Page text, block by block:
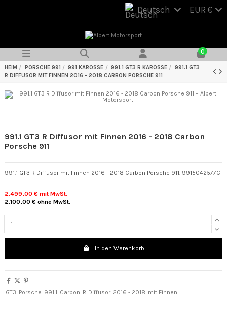
Deutsch EUR €
0
HEIM PORSCHE 991 991 KAROSSE 991.1 GT3 R KAROSSE
991.1 GT3
R DIFFUSOR MIT FINNEN 2016 - 2018 CARBON PORSCHE 911
991.1 GT3 R Diffusor mit Finnen 2016 - 2018 Carbon
Porsche 911
991.1 GT3 R Diffusor mit Finnen 2016 - 2018 Carbon Porsche 911. 9915042577C
2.499,00 € mit MwSt.
2.100,00 € ohne MwSt.
In den Warenkorb
GT3 Porsche 991.1 Carbon R Diffusor 2016 - 2018 mit Finnen